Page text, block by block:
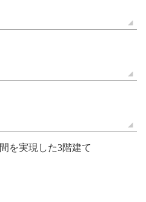
を実現した3階建て